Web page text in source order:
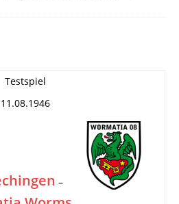
Testspiel
11.08.1946
–